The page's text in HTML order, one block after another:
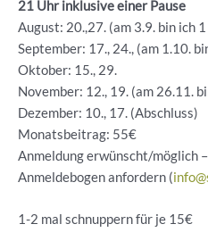
21 Uhr inklusive einer Pause
August: 20.,27. (am 3.9. bin ich
September: 17., 24., (am 1.10.
Oktober: 15., 29.
November: 12., 19. (am 26.11.
Dezember: 10., 17. (Abschluss)
Monatsbeitrag: 55€
Anmeldung erwünscht/möglich
Anmeldebogen anfordern (
1-2 mal schnuppern für je 15€